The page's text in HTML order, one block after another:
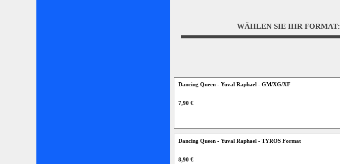
WÄHLEN SIE IHR FORMAT:
Dancing Queen - Yuval Raphael - GM/XG/XF
7,90 €
Dancing Queen - Yuval Raphael - TYROS Format
8,90 €